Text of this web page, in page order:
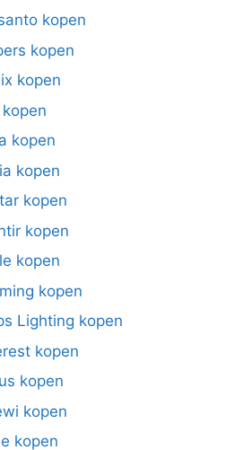
kopen
kopen
kopen
kopen
kopen
kopen
kopen
kopen
kopen
Lighting kopen
kopen
kopen
kopen
kopen